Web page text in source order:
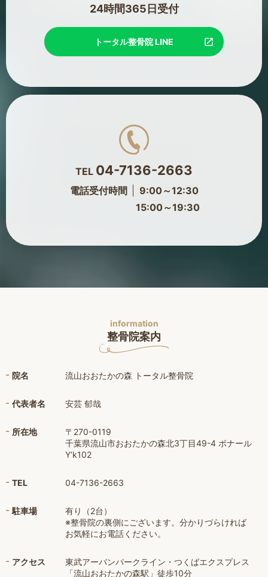
24時間365日受付
トータル整骨院 LINE
TEL 04-7136-2663
電話受付時間
9:00～12:30
15:00～19:30
information
整骨院案内
院名 流山おおたかの森 トータル整骨院
代表者名 安芸 郁哉
所在地
〒270-0119
千葉県流山市おおたかの森北3丁目49-4 ボナール
Y’k102
TEL 04-7136-2663
駐車場
有り（2台）
※整骨院の裏側にございます。分かりづらければ
お気軽にお電話ください。
アクセス
東武アーバンパークライン・つくばエクスプレス
「流山おおたかの森駅」徒歩10分